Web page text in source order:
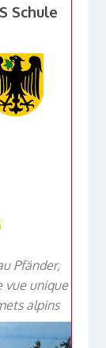
Schule
Pfänder,
vue unique
alpins